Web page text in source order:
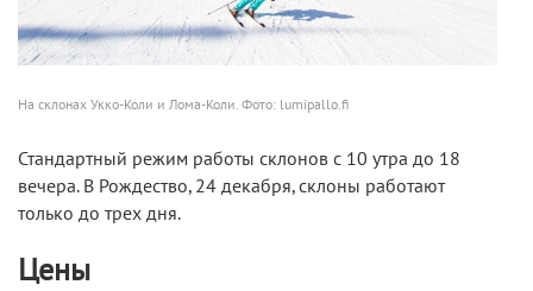
На склонах Укко-Коли и Лома-Коли. Фото: lumipallo.fi
Стандартный режим работы склонов с 10 утра до 18
вечера. В Рождество, 24 декабря, склоны работают
только до трех дня.
Цены